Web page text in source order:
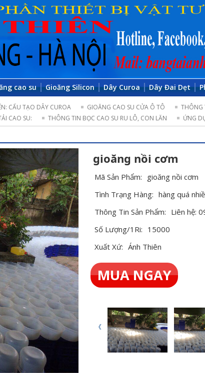
cao su Gioăng Silicon Dây Curoa Dây Đai Dẹt
CẤU TẠO DÂY CUROA GIOĂNG CAO SU CỬA Ô TÔ
THÔNG
CAO SU:
THÔNG TIN BỌC CAO SU RU LÔ, CON LĂN ỨNG
gioăng nồi cơm
Mã Sản Phẩm: gioăng nồi cơm
Tình Trạng Hàng: hàng quá
Thông Tin Sản Phẩm: Liên hệ:
Số Lượng/1Ri: 15000
Xuất Xứ: Ánh Thiên
MUA NGAY